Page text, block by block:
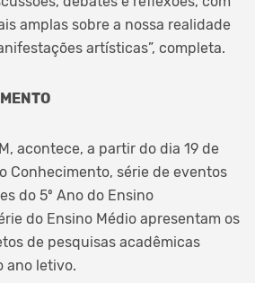
amplas sobre a nossa realidade
artísticas”, completa.
acontece, a partir do dia 19 de
Conhecimento, série de eventos
do 5º Ano do Ensino
do Ensino Médio apresentam os
de pesquisas acadêmicas
ano letivo.